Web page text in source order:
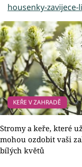
housenky-
KEŘE V ZAHRADĚ
Stromy a keře, které
mohou ozdobit vaši
bílých květů